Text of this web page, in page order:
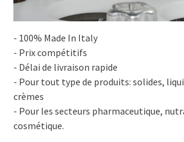
- 100% Made In Italy
- Prix compétitifs
- Délai de livraison rapide
- Pour tout type de produits: solides,
crèmes
- Pour les secteurs pharmaceutique,
cosmétique.